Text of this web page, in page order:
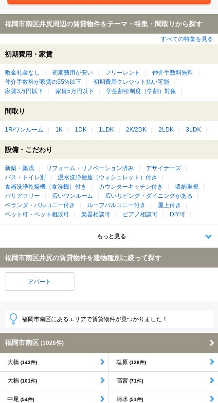
福岡市南区井尻周辺の賃貸物件をテーマ・特集・間取りから探す
すべての特集を見る
初期費用・家賃
敷金礼金なし 初期費用が安い フリーレント
仲介手数料無料
仲介手数料が家賃の55%以下
初期費用クレジット払い可能
家賃3万円以下
家賃5万円以下 学生割引制度（学割）対象
間取り
1R/ワンルーム 1K 1DK 1LDK 2K/2DK 2LDK 3LDK
設備・こだわり
新築・築浅 リフォーム・リノベーション済み
デザイナーズ
バス・トイレ別
温水洗浄便座（ウォシュレット）付き
食器洗浄乾燥機（食洗機）付き
カウンターキッチン付き
収納重視
バリアフリー
広いワンルーム
広いリビング・ダイニングがある
ベランダ・バルコニー付き
ルーフバルコニー付き
屋上付き
ペット可・ペット相談可
楽器相談可 ピアノ相談可 DIY可
もっと見る
福岡市南区井尻の賃貸物件を建物種別に絞って探す
アパート
福岡市南区にあるエリアで賃貸物件が見つかりました！
福岡市南区 (1026件)
大橋 (143件) 塩原 (128件)
大楠 (101件) 高宮 (71件)
中尾 (54件) 清水 (51件)